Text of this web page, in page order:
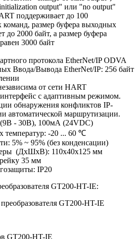
output" или "no output"
поддерживает до 100
команд, размер буфера выходных
до 2000 байт, а размер буфера
3000 байт
протокола EtherNet/IP ODVA
Ввода/Вывода EtherNet/IP: 256 байт
от сети HART
с адаптивным режимом.
обнаружения конфликтов IP-
автоматической маршрутизации.
- 30В), 100мА (24VDC)
температур: -20 ... 60 ℃
5% ~ 95% (без конденсации)
(ДхШхВ): 110х40х125 мм
35 мм
IP20
GT200-HT-IE: